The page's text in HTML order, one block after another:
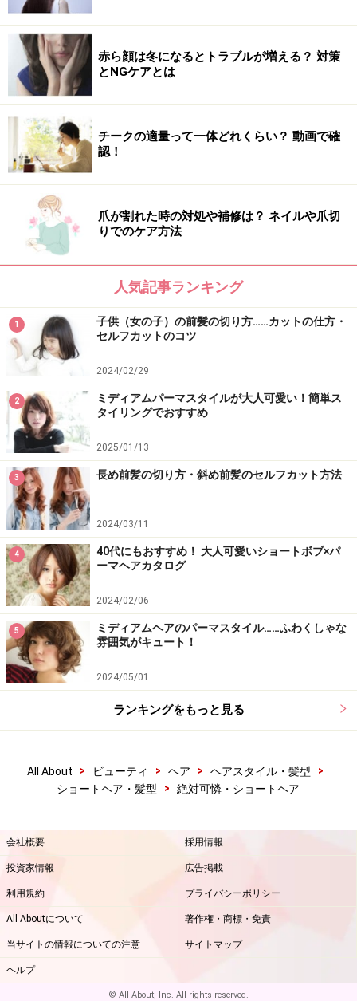
赤ら顔は冬になるとトラブルが増える？ 対策
とNGケアとは
チークの適量って一体どれくらい？ 動画で確
認！
爪が割れた時の対処や補修は？ ネイルや爪切
りでのケア方法
人気記事ランキング
1
子供（女の子）の前髪の切り方……カットの仕方・
セルフカットのコツ
2024/02/29
2
ミディアムパーマスタイルが大人可愛い！簡単ス
タイリングでおすすめ
2025/01/13
3 長め前髪の切り方・斜め前髪のセルフカット方法
2024/03/11
4
40代にもおすすめ！ 大人可愛いショートボブ×パ
ーマヘアカタログ
2024/02/06
5
ミディアムヘアのパーマスタイル……ふわくしゃな
雰囲気がキュート！
2024/05/01
ランキングをもっと見る
All About > ビューティ > ヘア > ヘアスタイル・髪型
>
ショートヘア・髪型
> 絶対可憐・ショートヘア
会社概要 採用情報
投資家情報 広告掲載
利用規約 プライバシーポリシー
All Aboutについて 著作権・商標・免責
当サイトの情報についての注意 サイトマップ
ヘルプ
© All About, Inc. All rights reserved.